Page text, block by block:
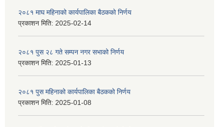
२०८१ माघ महिनाको कार्यपालिका बैठकको निर्णय
प्रकाशन मिति: 2025-02-14
२०८१ पुस २८ गते सम्प‍न नगर सभाको निर्णय
प्रकाशन मिति: 2025-01-13
२०८१ पुस महिनाको कार्यपालिका बैठकको निर्णय
प्रकाशन मिति: 2025-01-08